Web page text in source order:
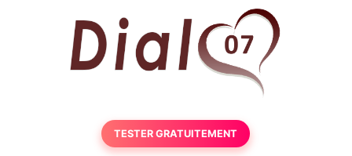
TESTER GRATUITEMENT